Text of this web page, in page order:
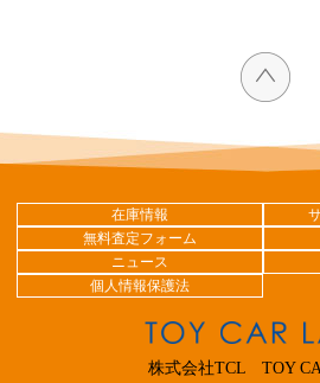
在庫情報
無料査定フォーム
ニュース
個人情報保護法
株式会社TCL TOY